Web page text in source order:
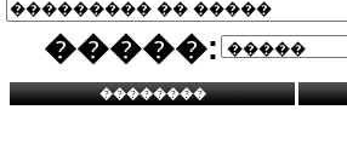
�����: